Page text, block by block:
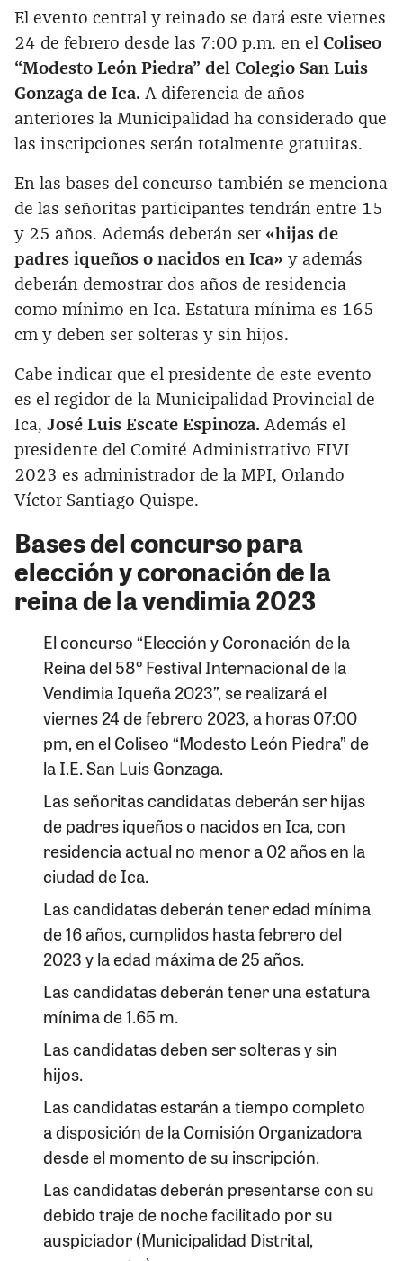
El evento central y reinado se dará este viernes
24 de febrero desde las 7:00 p.m. en el Coliseo
“Modesto León Piedra” del Colegio San Luis
Gonzaga de Ica. A diferencia de años
anteriores la Municipalidad ha considerado que
las inscripciones serán totalmente gratuitas.
En las bases del concurso también se menciona
de las señoritas participantes tendrán entre 15
y 25 años. Además deberán ser «hijas de
padres iqueños o nacidos en Ica» y además
deberán demostrar dos años de residencia
como mínimo en Ica. Estatura mínima es 165
cm y deben ser solteras y sin hijos.
Cabe indicar que el presidente de este evento
es el regidor de la Municipalidad Provincial de
Ica, José Luis Escate Espinoza. Además el
presidente del Comité Administrativo FIVI
2023 es administrador de la MPI, Orlando
Víctor Santiago Quispe.
Bases del concurso para
elección y coronación de la
reina de la vendimia 2023
El concurso “Elección y Coronación de la
Reina del 58º Festival Internacional de la
Vendimia Iqueña 2023”, se realizará el
viernes 24 de febrero 2023, a horas 07:00
pm, en el Coliseo “Modesto León Piedra” de
la I.E. San Luis Gonzaga.
Las señoritas candidatas deberán ser hijas
de padres iqueños o nacidos en Ica, con
residencia actual no menor a 02 años en la
ciudad de Ica.
Las candidatas deberán tener edad mínima
de 16 años, cumplidos hasta febrero del
2023 y la edad máxima de 25 años.
Las candidatas deberán tener una estatura
mínima de 1.65 m.
Las candidatas deben ser solteras y sin
hijos.
Las candidatas estarán a tiempo completo
a disposición de la Comisión Organizadora
desde el momento de su inscripción.
Las candidatas deberán presentarse con su
debido traje de noche facilitado por su
auspiciador (Municipalidad Distrital,